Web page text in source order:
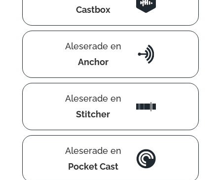
Castbox
Aleserade en
Anchor
Aleserade en
Stitcher
Aleserade en
Pocket Cast